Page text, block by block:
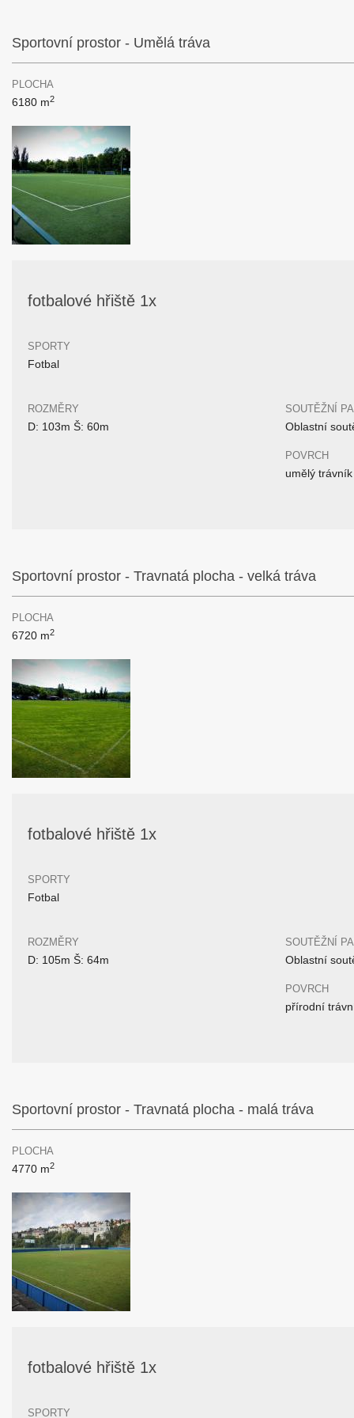
Sportovní prostor - Umělá tráva
PLOCHA
6180 m2
fotbalové hřiště 1x
SPORTY
Fotbal
ROZMĚRY
D: 103m Š: 60m
SOUTĚŽNÍ
Oblastní
POVRCH
umělý trávník
Sportovní prostor - Travnatá plocha - velká tráva
PLOCHA
6720 m2
fotbalové hřiště 1x
SPORTY
Fotbal
ROZMĚRY
D: 105m Š: 64m
SOUTĚŽNÍ
Oblastní
POVRCH
přírodní
Sportovní prostor - Travnatá plocha - malá tráva
PLOCHA
4770 m2
fotbalové hřiště 1x
SPORTY